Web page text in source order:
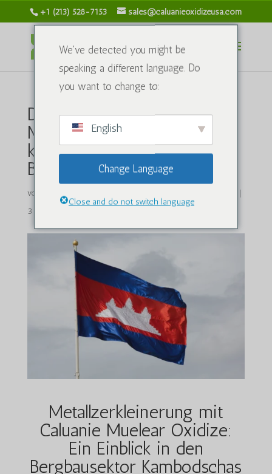
+1 (213) 528-7153 sales@caluanieoxidizeusa.com
Die Rolle von Caluanie
Muelear Oxidize in der
kambodschanischen
Bergbauindustrie
von
|
3 Kommentare
Metallzerkleinerung mit
Caluanie Muelear Oxidize:
Ein Einblick in den
Bergbausektor Kambodschas
We've detected you might be
speaking a different language. Do
you want to change to:
English
Change Language
Close and do not switch language